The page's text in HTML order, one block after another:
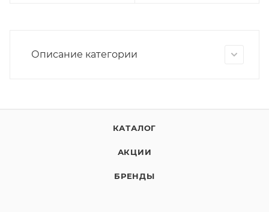
Описание категории
КАТАЛОГ
АКЦИИ
БРЕНДЫ